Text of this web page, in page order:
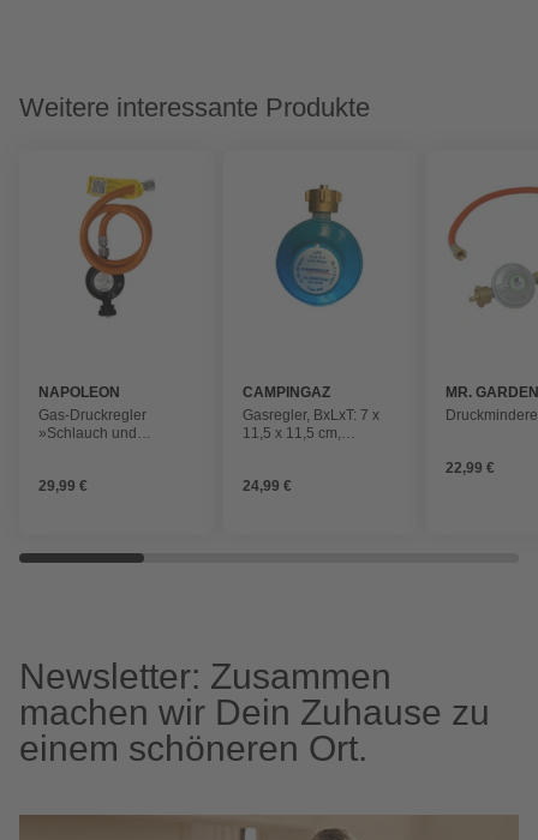
Weitere interessante Produkte
NAPOLEON
Gas-Druckregler
»Schlauch und
mbar
29,99 €
CAMPINGAZ
Gasregler, BxLxT: 7 x
11,5 x 11,5 cm,
24,99 €
MR.
22,99 €
Newsletter: Zusammen
machen wir Dein Zuhause zu
einem schöneren Ort.